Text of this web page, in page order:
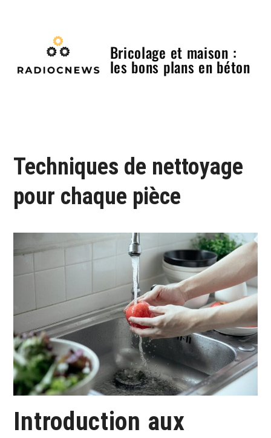
Bricolage et maison :
les bons plans en béton
Techniques de nettoyage
pour chaque pièce
Introduction aux